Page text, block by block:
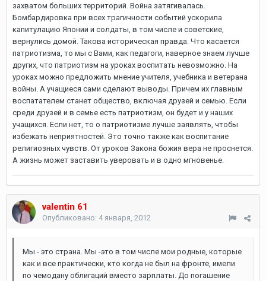
захватом больших территорий. Война затягивалась.
Бомбардировка при всех трагичности событий ускорила
капитулацию Японии и солдаты, в том числе и советские,
вернулись домой. Такова историческая правда. Что касается
патриотизма, то мы с Вами, как педагоги, наверное знаем лучше
других, что патриотизм на уроках воспитать невозможно. На
уроках можно предложить мнение учителя, учебника и ветерана
войны. А учащиеся сами сделают выводы. Причем их главным
воспатателем станет общество, включая друзей и семью. Если
среди друзей и в семье есть патриотизм, он будет и у наших
учащихся. Если нет, то о патриотизме лучше заявлять, чтобы
избежать неприятностей. Это точно также как воспитание
религиозных чувств. От уроков Закона божия вера не проснется.
А жизнь может заставить уверовать и в одно мгновенье.
valentin 61
Опубликовано: 4 января, 2012
Мы - это страна. Мы -это в том числе мои родные, которые
как и все практически, кто когда не был на фронте, имели
по чемодану облигаций вместо зарплаты. До погашение